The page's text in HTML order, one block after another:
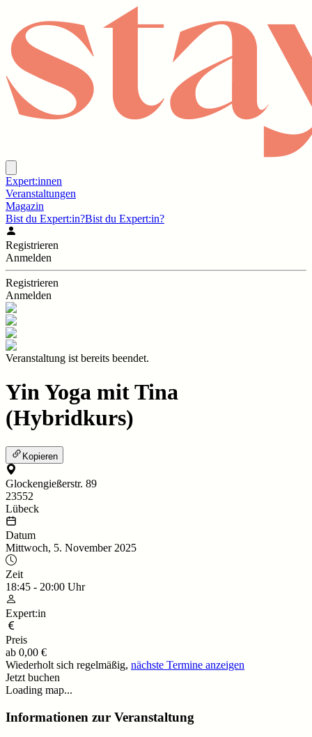
Expert:innen
Veranstaltungen
Magazin
Bist du Expert:in?Bist du Expert:in?
Registrieren
Anmelden
Registrieren
Anmelden
Veranstaltung ist bereits beendet.
Yin Yoga mit Tina
(Hybridkurs)
Kopieren
Glockengießerstr. 89
23552
Lübeck
Datum
Mittwoch, 5. November 2025
Zeit
18:45 - 20:00 Uhr
Expert:in
Preis
ab 0,00 €
Wiederholt sich regelmäßig, nächste Termine anzeigen
Jetzt buchen
Loading map...
Informationen zur Veranstaltung